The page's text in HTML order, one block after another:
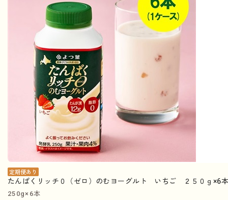
定期便あり
たんぱくリッチ０（ゼロ）のむヨーグルト いちご ２５０ｇ×6
250g×6本